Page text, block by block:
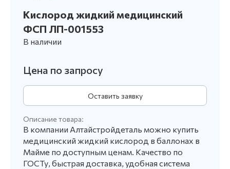
Кислород жидкий медицинский
ФСП ЛП-001553
В наличии
Цена по запросу
Оставить заявку
Описание товара:
В компании Алтайстройдеталь можно купить
медицинский жидкий кислород в баллонах в
Майме по доступным ценам. Качество по
ГОСТу, быстрая доставка, удобная система